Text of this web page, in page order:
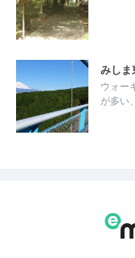
みし
ウォー
が多い